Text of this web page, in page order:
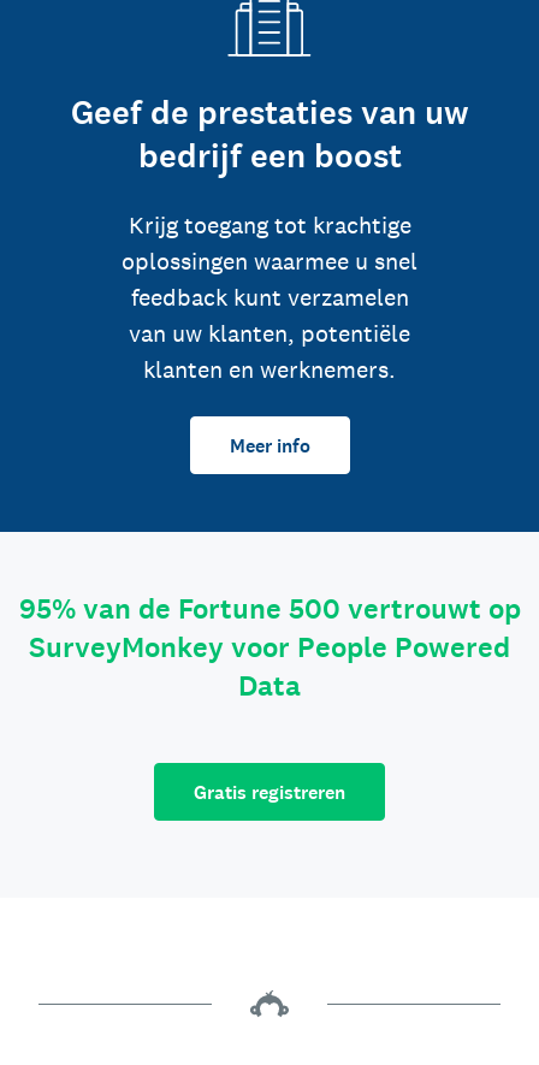
Geef de prestaties van uw
bedrijf een boost
Krijg toegang tot krachtige
oplossingen waarmee u snel
feedback kunt verzamelen
van uw klanten, potentiële
klanten en werknemers.
Meer info
95% van de Fortune 500 vertrouwt op
SurveyMonkey voor People Powered
Data
Gratis registreren